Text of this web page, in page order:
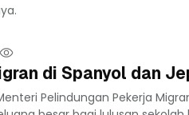
di Spanyol dan
Menteri Pelindungan Pekerja